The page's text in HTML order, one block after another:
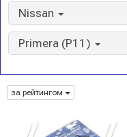
Nissan
Primera (P11)
за рейтингом